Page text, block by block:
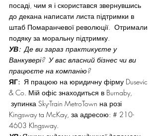
посаді, чим я і скористався звернувшись
до декана написати листа підтримки в
штаб Помаранчевої революції.  Отримали
подяку за моральну підтримку.
УВ: Де ви зараз практикуєте у
Ванкувері?  У вас власний бізнес чи ви
працюєте на компанію?
ЯГ: Я працюю на юридичну фірму Dusevic
& Co. Мій офіс знаходиться в Burnaby,
зупинка Sky-Train MetroTown на розі
Kingsway ta McKay, за адресою: # 210-
4603 KIngsway.